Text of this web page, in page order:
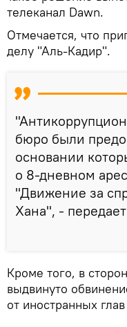
телеканал Dawn.
Отмечается, что
делу "Аль-Кадир".
бюро были
основании
о 8-дневном
"Движение за
Хана", -
Кроме того, в
выдвинуто
от иностранных